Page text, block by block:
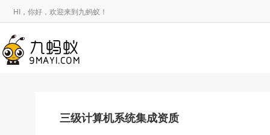
HI，你好，欢迎来到九蚂蚁！
三级计算机系统集成资质